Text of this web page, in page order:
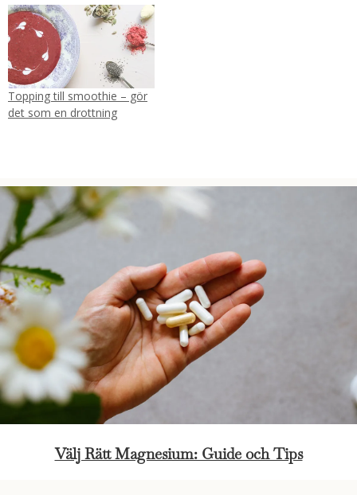
Topping till smoothie – gör
det som en drottning
Välj Rätt Magnesium: Guide och Tips